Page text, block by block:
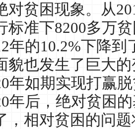
对贫困现象。从
标准下8200多万
年的10.2%下降到
貌也发生了巨大
年如期实现打赢
年后，绝对贫困
，相对贫困的问